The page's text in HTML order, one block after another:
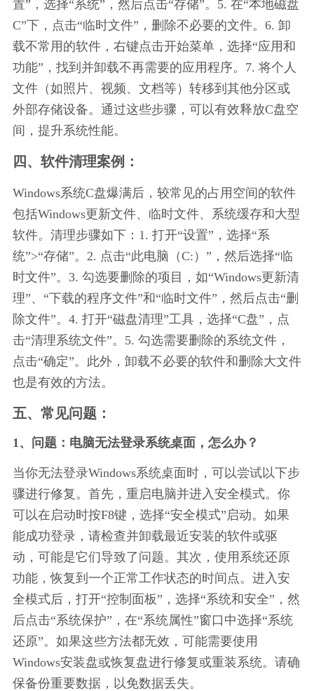
置”，选择“系统”，然后点击“存储”。5. 在“本地磁盘
C”下，点击“临时文件”，删除不必要的文件。6. 卸
载不常用的软件，右键点击开始菜单，选择“应用和
功能”，找到并卸载不再需要的应用程序。7. 将个人
文件（如照片、视频、文档等）转移到其他分区或
外部存储设备。通过这些步骤，可以有效释放C盘空
间，提升系统性能。
四、软件清理案例：
Windows系统C盘爆满后，较常见的占用空间的软件
包括Windows更新文件、临时文件、系统缓存和大型
软件。清理步骤如下：1. 打开“设置”，选择“系
统”>“存储”。2. 点击“此电脑（C:）”，然后选择“临
时文件”。3. 勾选要删除的项目，如“Windows更新清
理”、“下载的程序文件”和“临时文件”，然后点击“删
除文件”。4. 打开“磁盘清理”工具，选择“C盘”，点
击“清理系统文件”。5. 勾选需要删除的系统文件，
点击“确定”。此外，卸载不必要的软件和删除大文件
也是有效的方法。
五、常见问题：
1、问题：电脑无法登录系统桌面，怎么办？
当你无法登录Windows系统桌面时，可以尝试以下步
骤进行修复。首先，重启电脑并进入安全模式。你
可以在启动时按F8键，选择“安全模式”启动。如果
能成功登录，请检查并卸载最近安装的软件或驱
动，可能是它们导致了问题。其次，使用系统还原
功能，恢复到一个正常工作状态的时间点。进入安
全模式后，打开“控制面板”，选择“系统和安全”，然
后点击“系统保护”，在“系统属性”窗口中选择“系统
还原”。如果这些方法都无效，可能需要使用
Windows安装盘或恢复盘进行修复或重装系统。请确
保备份重要数据，以免数据丢失。